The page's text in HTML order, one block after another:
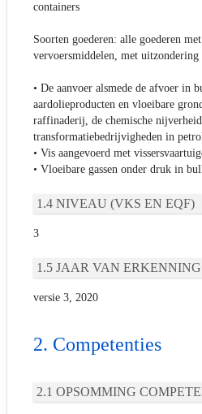
containers
Soorten goederen: alle goederen
vervoersmiddelen, met uitzondering
• De aanvoer alsmede de afvoer in
aardolieproducten en vloeibare
raffinaderij, de chemische
transformatiebedrijvigheden in
• Vis aangevoerd met
• Vloeibare gassen onder druk in
NIVEAU (VKS EN EQF)
3
JAAR VAN ERKENNING
versie 3, 2020
Competenties
OPSOMMING